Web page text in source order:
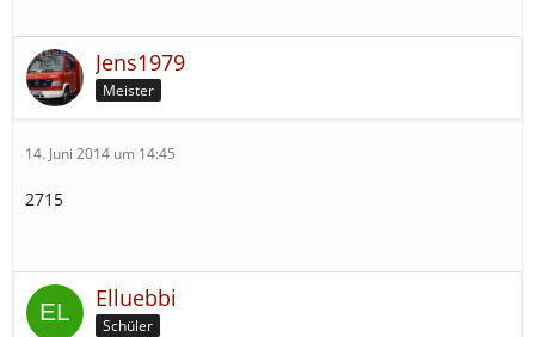
Jens1979
Meister
14. Juni 2014 um 14:45
2715
Elluebbi
Schüler